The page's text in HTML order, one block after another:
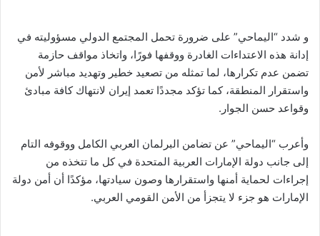
و شدد “اليماحي” على ضرورة تحمل المجتمع الدولي مسؤوليته في
إدانة هذه الاعتداءات الغادرة ووقفها فورًا، واتخاذ مواقف حازمة
تضمن عدم تكرارها، لما تمثله من تصعيد خطير وتهديد مباشر لأمن
واستقرار المنطقة، كما تؤكد مجددًا تعمد إيران لانتهاك كافة مبادئ
وقواعد حسن الجوار.
وأعرب “اليماحي” عن تضامن البرلمان العربي الكامل ووقوفه التام
إلى جانب دولة الإمارات العربية المتحدة في كل ما تتخذه من
إجراءات لحماية أمنها واستقرارها وصون سيادتها، مؤكدًا أن أمن دولة
الإمارات هو جزء لا يتجزأ من الأمن القومي العربي.